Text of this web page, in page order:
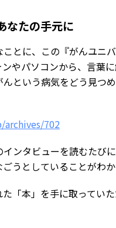
なたの手元に
とに、この『がんユニ
やパソコンから、言葉
という病気をどう見つ
702
ンタビューを読むたび
うとしていることがわか
「本」を手に取ってい